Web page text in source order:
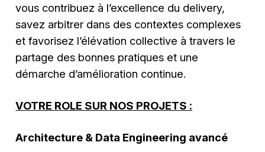
vous contribuez à l’excellence du delivery,
savez arbitrer dans des contextes complexes
et favorisez l’élévation collective à travers le
partage des bonnes pratiques et une
démarche d’amélioration continue.
VOTRE ROLE SUR NOS PROJETS :
Architecture & Data Engineering avancé